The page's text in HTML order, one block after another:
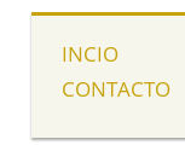
INCIO
CONTACTO